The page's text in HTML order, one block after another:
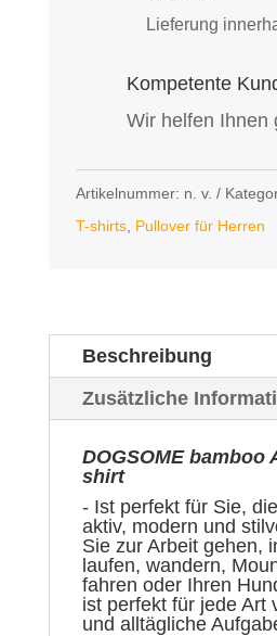
Lieferung
Kompetente
Wir helfen Ihnen
Artikelnummer: n. v.
T-shirts, Pullover für Herren
Beschreibung
Zusätzliche
DOGSOME bamboo
shirt
- Ist perfekt für Sie,
aktiv, modern und
Sie zur Arbeit gehen,
laufen, wandern,
fahren oder Ihren
ist perfekt für jede Art
und alltägliche